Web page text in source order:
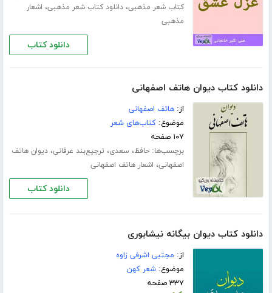
کتاب شعر مذهبی،دانلود کتاب شعر مذهبی، اشعار
مذهبی
دانلود کتاب
دانلود کتاب دیوان هاتف اصفهانی
از:هاتف اصفهانی
موضوع:کتاب‌های شعر
۱۰۷ صفحه
برچسب‌ها:حافظ، سعدی‌، ترجیع‌‌بند عرفانی‌،دیوان هاتف
اصفهانی، اشعار هاتف اصفهانی
دانلود کتاب
دانلود کتاب دیوان بیگانه نیشابوری
از: مجتبی اشرفی زاوه
موضوع:شعر کهن
۳۳۷ صفحه